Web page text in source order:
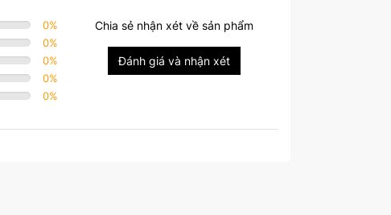
0%
0%
0%
0%
0%
Chia sẻ nhận xét về sản phẩm
Đánh giá và nhận xét